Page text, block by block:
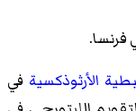
فرنسا.
الأرثوذكسية في